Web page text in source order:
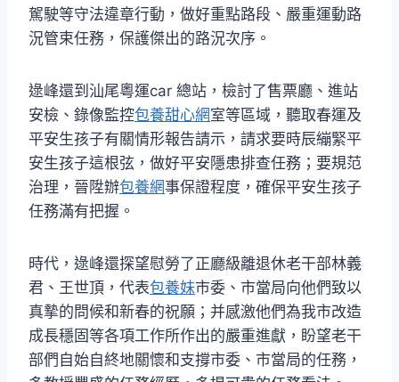
駕駛等守法違章行動，做好重點路段、嚴重運動路
況管束任務，保護傑出的路況次序。
逯峰還到汕尾粵運car 總站，檢討了售票廳、進站
安檢、錄像監控包養甜心網室等區域，聽取春運及
平安生孩子有關情形報告請示，請求要時辰繃緊平
安生孩子這根弦，做好平安隱患排查任務；要規范
治理，晉陞辦包養網事保證程度，確保平安生孩子
任務滿有把握。
時代，逯峰還探望慰勞了正廳級離退休老干部林義
君、王世頂，代表包養妹市委、市當局向他們致以
真摯的問候和新春的祝願；并感激他們為我市改造
成長穩固等各項工作所作出的嚴重進獻，盼望老干
部們自始自終地關懷和支撐市委、市當局的任務，